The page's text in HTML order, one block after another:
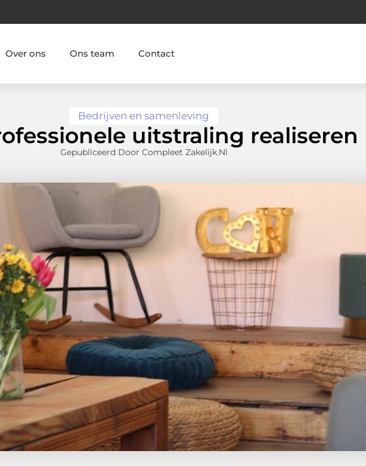
Over ons Ons team Contact
Bedrijven en samenleving
uitstraling realiseren
Gepubliceerd Door Compleet Zakelijk.nl